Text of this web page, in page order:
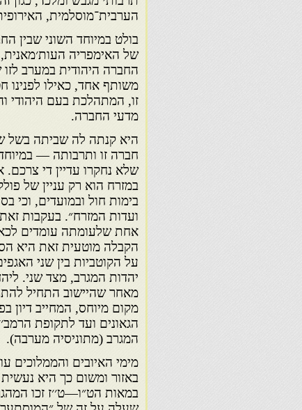
הערבית־מוסלמית,
בולט במיוחד השוני שבין
של האימפריה העות׳מאנית,
החברה היהודית במערב
משותף אחד, כאילו
זו, המתהלכת בעם היהודי
מדעי החברה.
היא קנתה לה שביתה בשל
חברה זו ותרבותה —
שלא נחקרו עדיין די צרכם.
במזרח הוא רק עניין של
בימות חול ובמועדים, וכי
ועדות המזרח״. בעקבות
אחת שלעומתה עומדים
הקבלה מוטעית זאת היא
על הקוטביות בין שני
יהדות המגרב, מצד שני.
מאחר שהיישוב התחיל
מקום מיוחס, המחייב דיון
הגאונים ועד לתקופת
המגרב (מתוניסיה מערבה).
מימי האיובים
באזור ומשום כך היא
במאות הט״ו—ט׳׳ז זכו